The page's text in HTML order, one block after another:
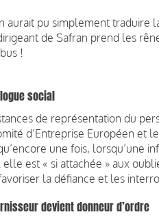
aurait pu simplement traduire
de Safran prend les
!
social
de représentation du
d’Entreprise Européen et
une fois, lorsqu’une
est « si attachée » aux
la défiance et les
devient donneur d’ordre